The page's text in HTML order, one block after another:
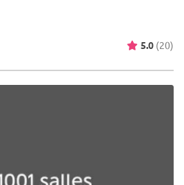
5.0 (20)